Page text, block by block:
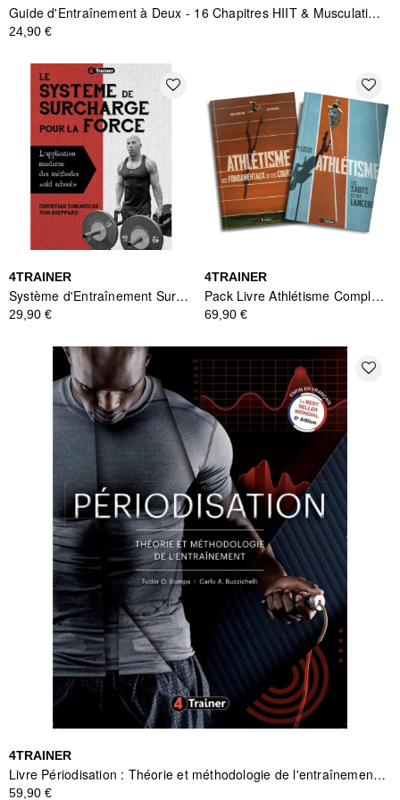
Guide d'Entraînement à Deux - 16 Chapitres HIIT & Musculation - 4TRAINER
24,90 €
favorite_border
4TRAINER
Système d'Entraînement Surcharge Force 4TRAINER
29,90 €
favorite_border
4TRAINER
Pack Livre Athlétisme Complet - Tome 1 & 2 - 4TRAINER
69,90 €
favorite_border
4TRAINER
Livre Périodisation : Théorie et méthodologie de l'entraînement - 4TRAINER
59,90 €